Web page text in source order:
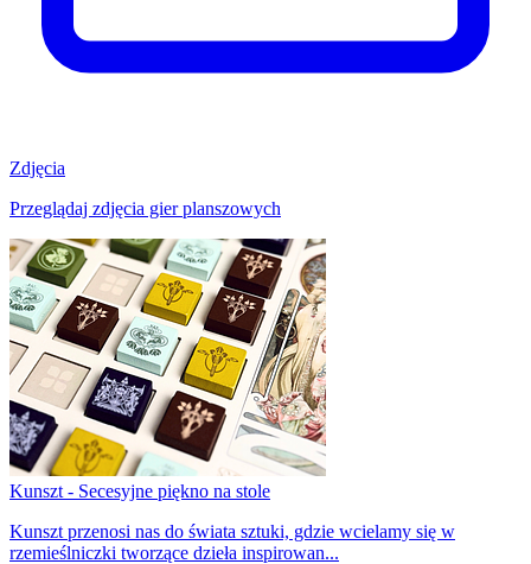
Zdjęcia
Przeglądaj zdjęcia gier planszowych
Kunszt - Secesyjne piękno na stole
Kunszt przenosi nas do świata sztuki, gdzie wcielamy się w
rzemieślniczki tworzące dzieła inspirowan...